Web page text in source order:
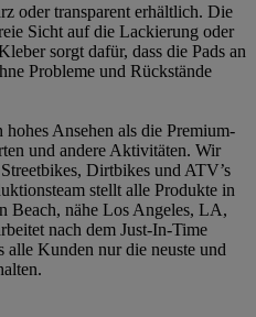
oder transparent erhältlich. Die
Sicht auf die Lackierung oder
sorgt dafür, dass die Pads an
Probleme und Rückstände
Ansehen als die Premium-
und andere Aktivitäten. Wir
Dirtbikes und ATV’s
stellt alle Produkte in
Beach, nähe Los Angeles, LA,
nach dem Just-In-Time
alle Kunden nur die neuste und